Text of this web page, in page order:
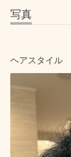
写真
ヘアスタイル